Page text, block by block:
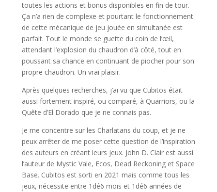
toutes les actions et bonus disponibles en fin de tour.
Ça n’a rien de complexe et pourtant le fonctionnement
de cette mécanique de jeu jouée en simultanée est
parfait. Tout le monde se guette du coin de l’œil,
attendant l’explosion du chaudron d’à côté, tout en
poussant sa chance en continuant de piocher pour son
propre chaudron. Un vrai plaisir.
Après quelques recherches, j’ai vu que Cubitos était
aussi fortement inspiré, ou comparé, à Quarriors, ou la
Quête d’El Dorado que je ne connais pas.
Je me concentre sur les Charlatans du coup, et je ne
peux arrêter de me poser cette question de l’inspiration
des auteurs en créant leurs jeux. John D. Clair est aussi
l’auteur de Mystic Vale, Ecos, Dead Reckoning et Space
Base. Cubitos est sorti en 2021 mais comme tous les
jeux, nécessite entre 1dé6 mois et 1dé6 années de